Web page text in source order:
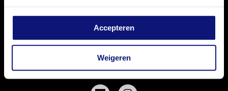
Accepteren
Weigeren
VOLG MEDIALANE EN MIS NIETS